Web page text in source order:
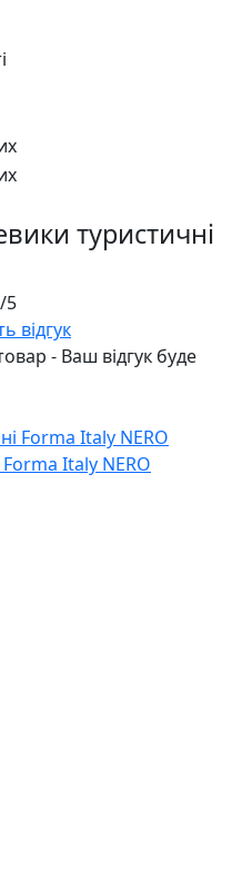
туристичні
5
відгук
- Ваш відгук буде
Italy NERO